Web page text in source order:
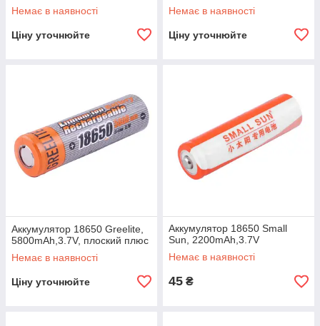
Немає в наявності
Ціну уточнюйте
Немає в наявності
Ціну уточнюйте
Аккумулятор 18650 Greelite,
5800mAh,3.7V, плоский плюс
Немає в наявності
Ціну уточнюйте
Аккумулятор 18650 Small
Sun, 2200mAh,3.7V
Немає в наявності
45 ₴